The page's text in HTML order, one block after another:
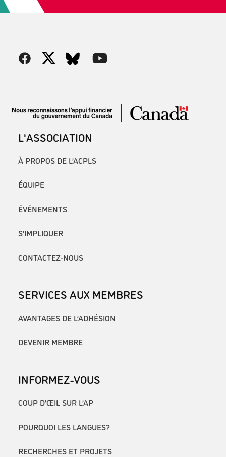
L'ASSOCIATION
À PROPOS DE L’ACPLS
ÉQUIPE
ÉVÉNEMENTS
S’IMPLIQUER
CONTACTEZ-NOUS
SERVICES AUX MEMBRES
AVANTAGES DE L’ADHÉSION
DEVENIR MEMBRE
INFORMEZ-VOUS
COUP D’ŒIL SUR L’AP
POURQUOI LES LANGUES?
RECHERCHES ET PROJETS